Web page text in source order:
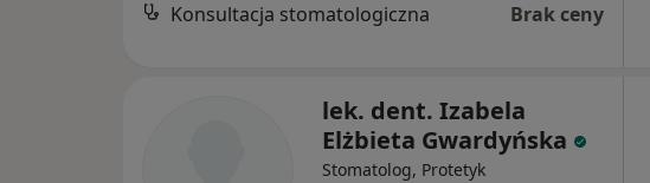
Konsultacja stomatologiczna Brak ceny
lek. dent. Izabela
Elżbieta Gwardyńska
Stomatolog, Protetyk